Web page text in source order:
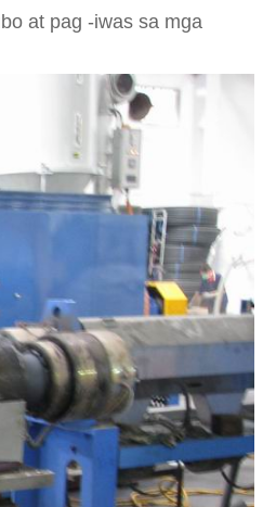
at pag -iwas sa mga